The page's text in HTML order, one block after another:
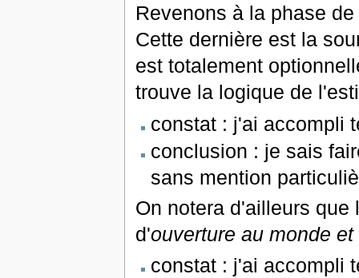
Revenons à la phase
Cette dernière est la
est totalement
trouve la logique de
constat : j'ai accompli
conclusion : je sais
sans mention
On notera d'ailleurs
d'ouverture au monde
constat : j'ai accompli